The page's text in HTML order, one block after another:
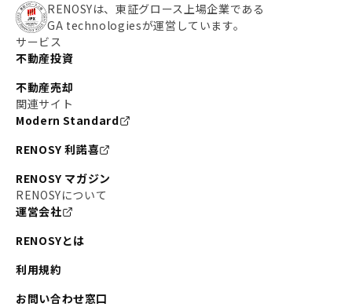
RENOSYは、東証グロース上場企業である
GA technologiesが運営しています。
サービス
不動産投資
不動産売却
関連サイト
Modern Standard
RENOSY 利諾喜
RENOSY マガジン
RENOSYについて
運営会社
RENOSYとは
利用規約
お問い合わせ窓口